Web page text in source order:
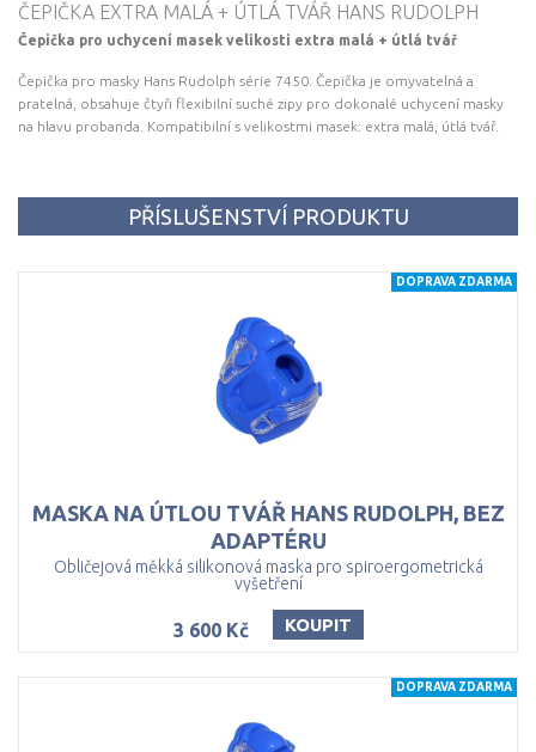
ČEPIČKA EXTRA MALÁ + ÚTLÁ TVÁŘ HANS RUDOLPH
Čepička pro uchycení masek velikosti extra malá + útlá tvář
Čepička pro masky Hans Rudolph série 7450. Čepička je omyvatelná a
pratelná, obsahuje čtyři flexibilní suché zipy pro dokonalé uchycení masky
na hlavu probanda. Kompatibilní s velikostmi masek: extra malá, útlá tvář.
PŘÍSLUŠENSTVÍ PRODUKTU
MASKA NA ÚTLOU TVÁŘ HANS RUDOLPH, BEZ
ADAPTÉRU
Obličejová měkká silikonová maska pro spiroergometrická
vyšetření
3 600 Kč KOUPIT
DOPRAVA ZDARMA
DOPRAVA ZDARMA